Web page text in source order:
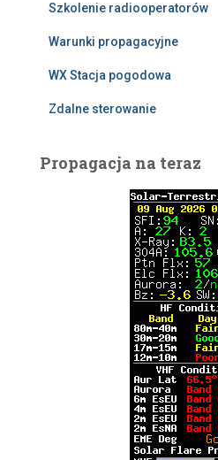
Szkolenie radiooperatorów
Warunki propagacyjne
WX Stacja pogodowa
Zdalne sterowanie
Propagacja na teraz